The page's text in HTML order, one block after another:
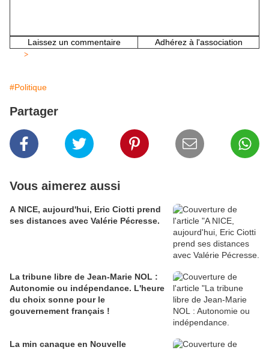
Laissez un commentaire Adhérez à l'association
>
#Politique
Partager
Vous aimerez aussi
A NICE, aujourd'hui, Eric Ciotti prend
ses distances avec Valérie Pécresse.
La tribune libre de Jean-Marie NOL :
Autonomie ou indépendance. L'heure
du choix sonne pour le
gouvernement français !
La min canaque en Nouvelle